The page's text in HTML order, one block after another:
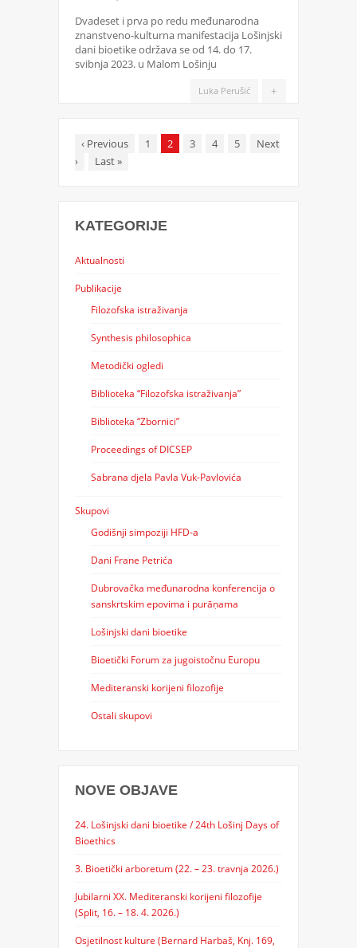
Dvadeset i prva po redu međunarodna
znanstveno-kulturna manifestacija Lošinjski
dani bioetike održava se od 14. do 17.
svibnja 2023. u Malom Lošinju
+
Luka Perušić
‹Previous 1 2 3 4 5
Next
›
Last»
KATEGORIJE
Aktualnosti
Publikacije
Filozofska istraživanja
Synthesis philosophica
Metodički ogledi
Biblioteka “Filozofska istraživanja”
Biblioteka “Zbornici”
Proceedings of DICSEP
Sabrana djela Pavla Vuk-Pavlovića
Skupovi
Godišnji simpoziji HFD-a
Dani Frane Petrića
Dubrovačka međunarodna konferencija o
sanskrtskim epovima i purāṇama
Lošinjski dani bioetike
Bioetički Forum za jugoistočnu Europu
Mediteranski korijeni filozofije
Ostali skupovi
NOVE OBJAVE
24. Lošinjski dani bioetike / 24th Lošinj Days of
Bioethics
3. Bioetički arboretum (22. – 23. travnja 2026.)
Jubilarni XX. Mediteranski korijeni filozofije
(Split, 16. – 18. 4. 2026.)
Osjetilnost kulture (Bernard Harbaš, Knj. 169,